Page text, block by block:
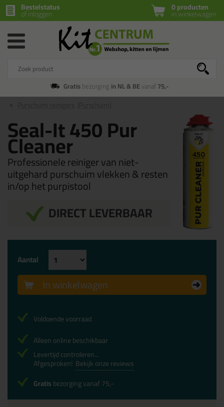
0 producten
in winkelwagen
Bestelstatus
of inloggen
Gratisbezorging in NL & BEvanaf75,-
Seal-It 450 Pur
Cleaner
Professionele reiniger van niet-
uitgehard purschuim vlekken & resten
in/op het purpistool
DIRECT LEVERBAAR
Aantal
In winkelwagen
Voldoende voorraad
Alleen online beschikbaar
Levertijd controleren...
Afgesproken! Bekijk onze reviews
Gratisbezorging vanaf 75,-